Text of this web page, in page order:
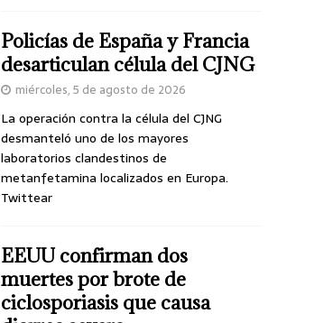
Policías de España y Francia
desarticulan célula del CJNG
miércoles, 5 de agosto de 2026
La operación contra la célula del CJNG
desmanteló uno de los mayores
laboratorios clandestinos de
metanfetamina localizados en Europa.
Twittear
EEUU confirman dos
muertes por brote de
ciclosporiasis que causa